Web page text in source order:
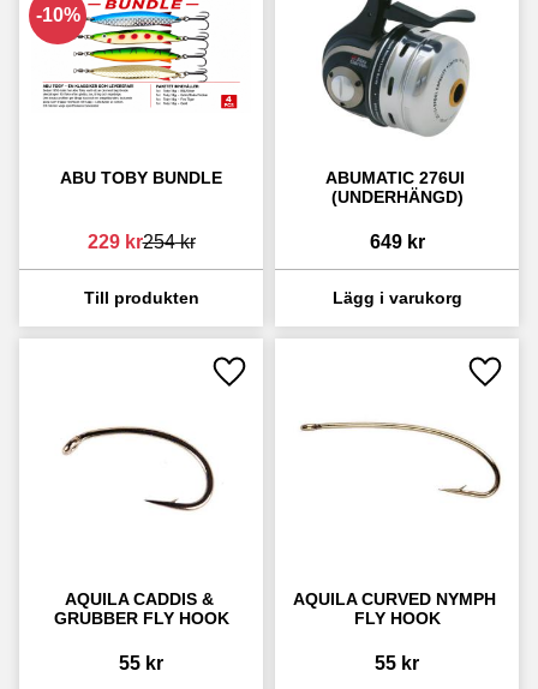
ABU TOBY BUNDLE
229kr254kr
10%
ABUMATIC 276UI
(UNDERHÄNGD)
649kr
AQUILA CADDIS &
GRUBBER FLY HOOK
55 kr
Lägg till i favoriter
AQUILA CURVED NYMPH
FLY HOOK
55 kr
Lägg